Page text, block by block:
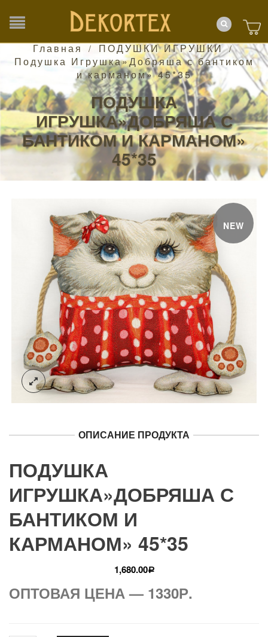
Главная / ПОДУШКИ ИГРУШКИ /
Подушка Игрушка»Добряша с бантиком
и карманом» 45*35
ПОДУШКА
ИГРУШКА»ДОБРЯША С
БАНТИКОМ И КАРМАНОМ»
45*35
NEW
ОПИСАНИЕ ПРОДУКТА
ПОДУШКА
ИГРУШКА»ДОБРЯША С
БАНТИКОМ И
КАРМАНОМ» 45*35
1,680.00Р
ОПТОВАЯ ЦЕНА — 1330Р.